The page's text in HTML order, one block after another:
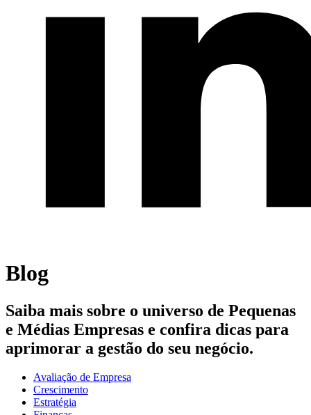
Blog
Saiba mais sobre o universo de Pequenas
e Médias Empresas e confira dicas para
aprimorar a gestão do seu negócio.
Avaliação de Empresa
Crescimento
Estratégia